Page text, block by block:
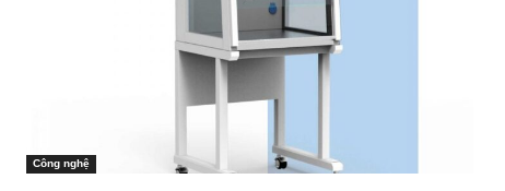
Công nghệ